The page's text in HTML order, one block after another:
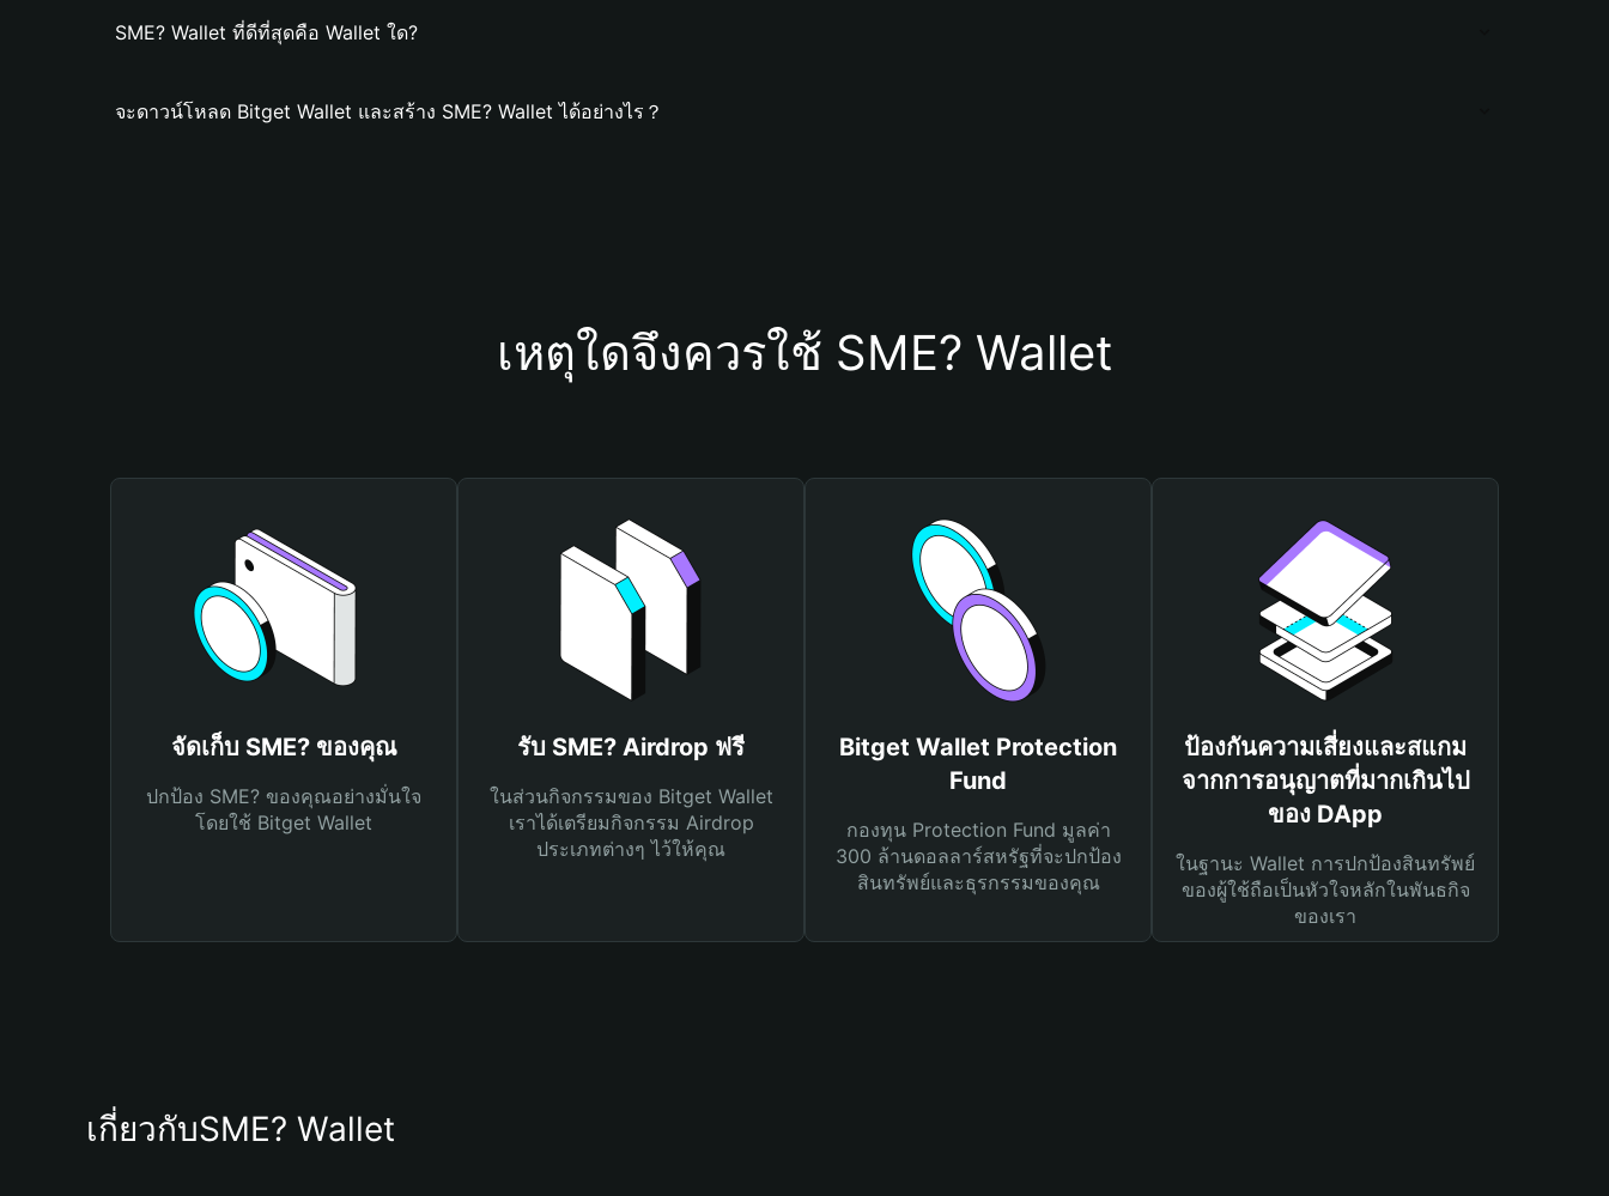
SME? Wallet ที่ดีที่สุดคือ Wallet ใด?
จะดาวน์โหลด Bitget Wallet และสร้าง SME? Wallet ได้อย่างไร？
เหตุใดจึงควรใช้ SME? Wallet
จัดเก็บ SME? ของคุณ
ปกป้อง SME? ของคุณอย่างมั่นใจ
โดยใช้ Bitget Wallet
รับ SME? Airdrop ฟรี
ในส่วนกิจกรรมของ Bitget Wallet
เราได้เตรียมกิจกรรม Airdrop
ประเภทต่างๆ ไว้ให้คุณ
Bitget Wallet Protection
Fund
กองทุน Protection Fund มูลค่า
300 ล้านดอลลาร์สหรัฐที่จะปกป้อง
สินทรัพย์และธุรกรรมของคุณ
ป้องกันความเสี่ยงและสแกม
จากการอนุญาตที่มากเกินไป
ของ DApp
ในฐานะ Wallet การปกป้องสินทรัพย์
ของผู้ใช้ถือเป็นหัวใจหลักในพันธกิจ
ของเรา
เกี่ยวกับSME? Wallet